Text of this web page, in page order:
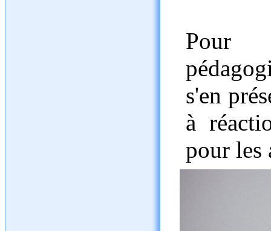
Pour
s'en
à
pour les